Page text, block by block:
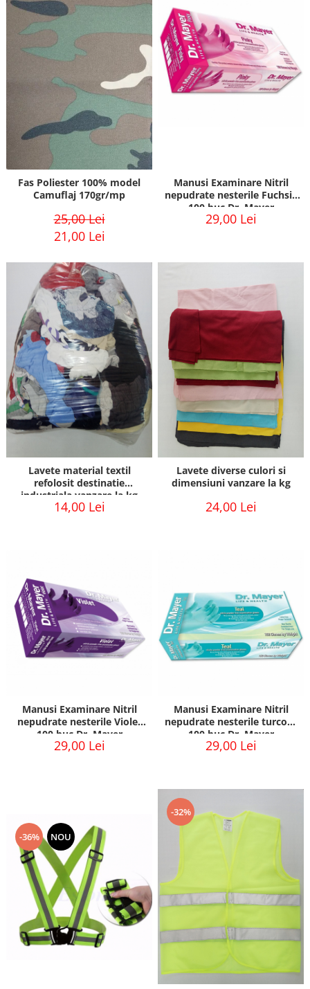
Fas Poliester 100% Verde
sidef/perlat 210gr/mp peliculizat
Fas Poliester 100% model
Camuflaj 170gr/mp
25,00 Lei
21,00 Lei
Manusi Examinare Nitril
nepudrate nesterile Fuchsia
100 buc Dr. Mayer
29,00 Lei
Lavete material textil
refolosit destinatie
industriala vanzare la kg
14,00 Lei
Lavete diverse culori si
dimensiuni vanzare la kg
24,00 Lei
Manusi Examinare Nitril
nepudrate nesterile Violet
100 buc Dr. Mayer
29,00 Lei
Manusi Examinare Nitril
nepudrate nesterile turcoaz
100 buc Dr. Mayer
29,00 Lei
-36% NOU
-32%